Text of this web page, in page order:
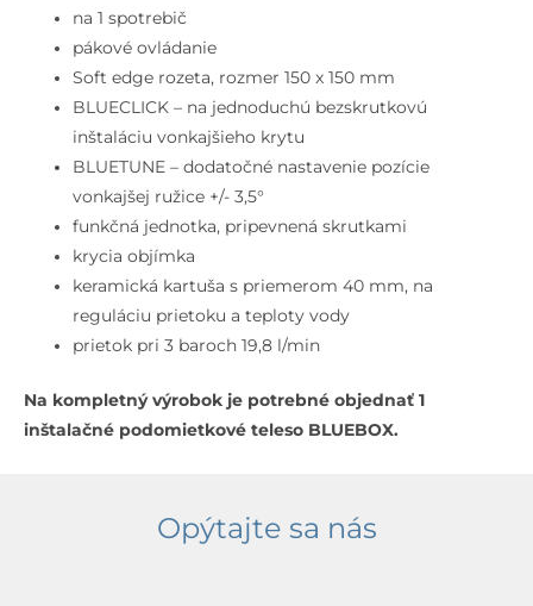
chrómna 1 spotrebič
pákové ovládanie
Soft edge rozeta, rozmer 150 x 150 mm
BLUECLICK – na jednoduchú bezskrutkovú
inštaláciu vonkajšieho krytu
BLUETUNE – dodatočné nastavenie pozície
vonkajšej ružice +/- 3,5°
funkčná jednotka, pripevnená skrutkami
krycia objímka
keramická kartuša s priemerom 40 mm, na
reguláciu prietoku a teploty vody
prietok pri 3 baroch 19,8 l/min
Na kompletný výrobok je potrebné objednať 1
inštalačné podomietkové teleso BLUEBOX.
Opýtajte sa nás